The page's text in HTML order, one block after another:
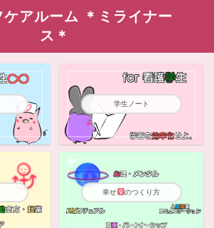
アルーム ＊ミライナー
ス＊
学生ノート
幸せ のつくり方